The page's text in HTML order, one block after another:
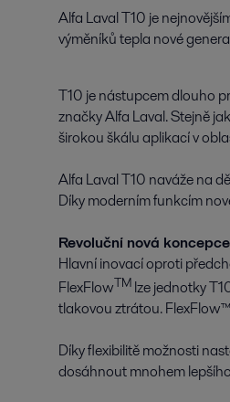
Alfa Laval T10 je
výměníků tepla nové
T10 je nástupcem dlouho
značky Alfa Laval. Stejně
širokou škálu aplikací v
Alfa Laval T10 naváže na
Díky moderním funkcím
Revoluční nová koncepce
Hlavní inovací oproti
FlexFlowTM lze jednotky
tlakovou ztrátou.
Díky flexibilitě možnosti
dosáhnout mnohem